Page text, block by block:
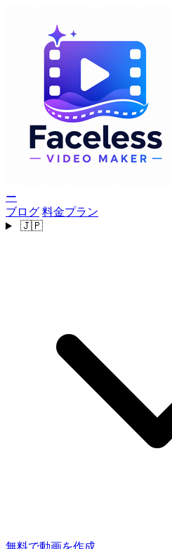
ー
ブログ 料金プラン
🇯🇵
無料で動画を作成